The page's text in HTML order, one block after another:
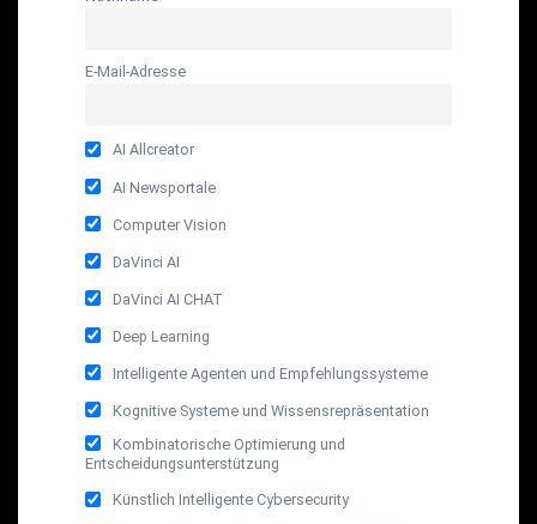
E-Mail-Adresse
AI Allcreator
AI Newsportale
Computer Vision
DaVinci AI
DaVinci AI CHAT
Deep Learning
Intelligente Agenten und Empfehlungssysteme
Kognitive Systeme und Wissensrepräsentation
Kombinatorische Optimierung und
Entscheidungsunterstützung
Künstlich Intelligente Cybersecurity